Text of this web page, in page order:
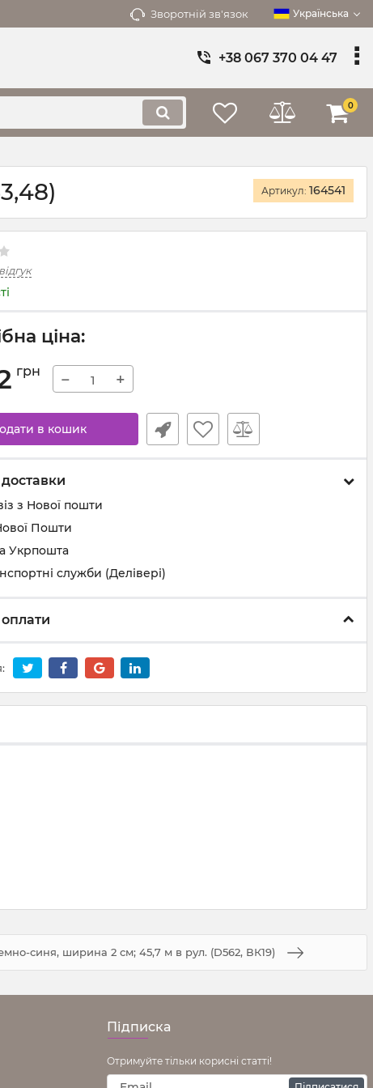
Зворотній зв'язок Українська
+38 067 370 04 47
0
Артикул: 164541
ціна:
грн − +
в кошик
з Нової пошти
Пошти
Укрпошта
служби (Делівері)
синя, ширина 2 см; 45,7 м в рул. (D562, ВК19)
Підписка
Отримуйте тільки корисні статті!